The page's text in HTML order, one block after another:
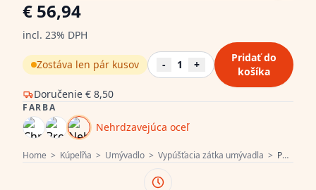
Home > Kúpeľňa > Umývadlo > Vypúšťacia zátka umývadla > PB Unix umývadlová zátka 1 1/4 uzamykateľná push up click clack nerezová oceľ 1208953285
€ 56,94
incl. 23% DPH
Doručenie € 8,50
Zostáva len pár kusov - 1 +
Pridať do
košíka
FARBA
Nehrdzavejúca oceľ